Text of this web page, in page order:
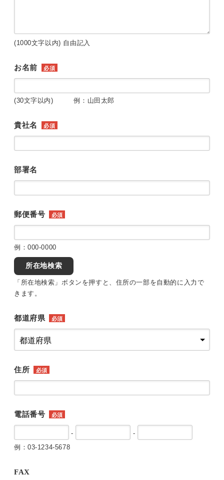
(1000文字以内) 自由記入
お名前 必須
(30文字以内) 例：山田太郎
貴社名 必須
部署名
郵便番号 必須
例：000-0000
所在地検索
「所在地検索」ボタンを押すと、住所の一部を自動的に入力で
きます。
都道府県 必須
住所 必須
電話番号 必須
-
-
例：03-1234-5678
FAX